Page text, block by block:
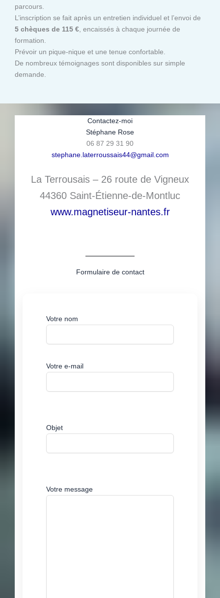
parcours.
L’inscription se fait après un entretien individuel et l’envoi de
5 chèques de 115 €, encaissés à chaque journée de
formation.
Prévoir un pique-nique et une tenue confortable.
De nombreux témoignages sont disponibles sur simple
demande.
Contactez-moi
Stéphane Rose
06 87 29 31 90
stephane.laterroussais44@gmail.com
La Terrousais – 26 route de Vigneux
44360 Saint-Étienne-de-Montluc
www.magnetiseur-nantes.fr
Formulaire de contact
Votre nom
Votre e-mail
Objet
Votre message